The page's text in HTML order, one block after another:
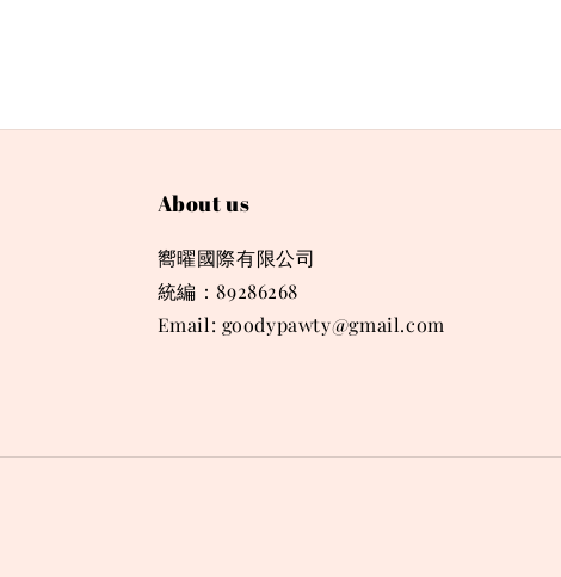
About us
嚮曜國際有限公司
統編：89286268
Email: goodypawty@gmail.com